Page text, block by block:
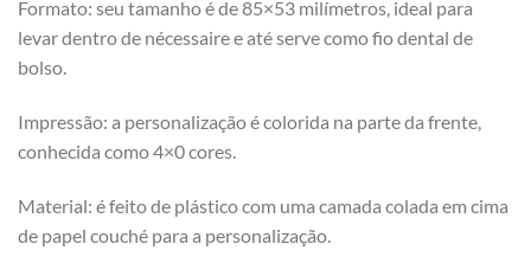
Formato: seu tamanho é de 85×53 milímetros, ideal para
levar dentro de nécessaire e até serve como fio dental de
bolso.
Impressão: a personalização é colorida na parte da frente,
conhecida como 4×0 cores.
Material: é feito de plástico com uma camada colada em cima
de papel couché para a personalização.